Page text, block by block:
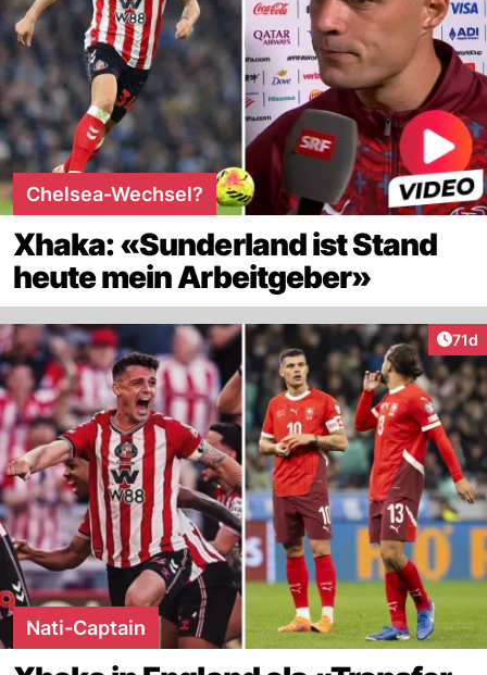
Chelsea-Wechsel?
Xhaka: «Sunderland ist Stand
heute mein Arbeitgeber»
71d
Nati-Captain